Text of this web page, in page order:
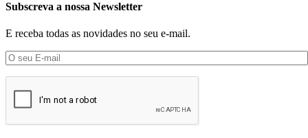
Subscreva a nossa Newsletter
E receba todas as novidades no seu e-mail.